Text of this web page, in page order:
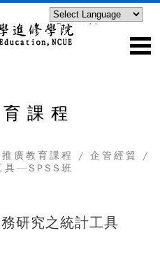
Powered by
課程
推廣教育課程 / 企管經貿
/
具—SPSS班
研究之統計工具